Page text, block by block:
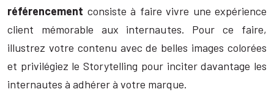
référencement consiste à faire vivre une expérience
client mémorable aux internautes. Pour ce faire,
illustrez votre contenu avec de belles images colorées
et privilégiez le Storytelling pour inciter davantage les
internautes à adhérer à votre marque.